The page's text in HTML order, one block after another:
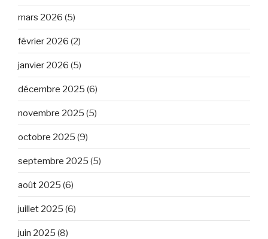
mars 2026 (5)
février 2026 (2)
janvier 2026 (5)
décembre 2025 (6)
novembre 2025 (5)
octobre 2025 (9)
septembre 2025 (5)
août 2025 (6)
juillet 2025 (6)
juin 2025 (8)